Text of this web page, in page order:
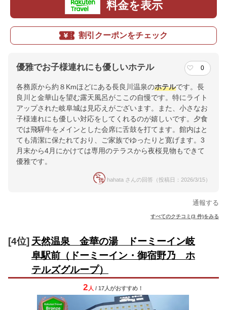
料金を表示
割引クーポンをチェック
優雅でお子様連れにも優しいホテル 0
各務原から約８Kmほどにある長良川温泉のホテルです。長
良川と金華山を望む露天風呂がここの自慢です。特にライト
アップされた岐阜城は見応えがございます。また、小さなお
子様連れにも優しい対応をしてくれるのが嬉しいです。夕食
では飛驒牛をメインとした会席に舌鼓を打てます。館内はと
ても清潔に保たれており、ご家族でゆったりと寛げます。3
月末から4月にかけては専用のテラスから夜桜見物もできて
優雅です。
hahata さんの回答（投稿日：2026/3/15）
通報する
すべてのクチコミ(3 件)をみる
[4位] 天然温泉 金華の湯 ドーミーイン岐
阜駅前（ドーミーイン・御宿野乃 ホ
テルズグループ）
2 人 / 17人がおすすめ！